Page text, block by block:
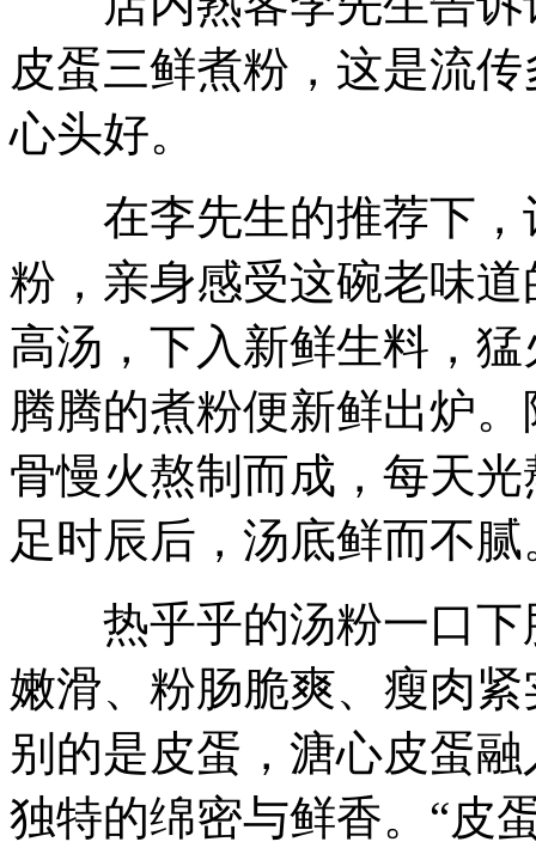
皮蛋三鲜煮粉，这是流
心头好。
在李先生的推荐下，
粉，亲身感受这碗老味
高汤，下入新鲜生料，
腾腾的煮粉便新鲜出炉
骨慢火熬制而成，每天
足时辰后，汤底鲜而不腻
热乎乎的汤粉一口下
嫩滑、粉肠脆爽、瘦肉
别的是皮蛋，溏心皮蛋
独特的绵密与鲜香。“皮